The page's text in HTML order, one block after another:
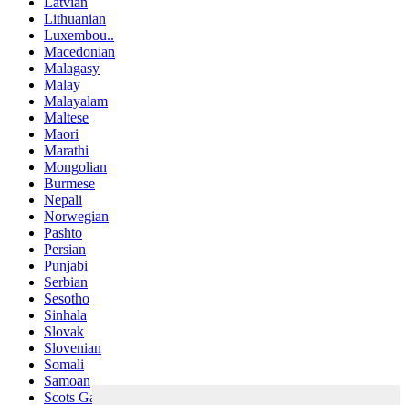
Lithuanian
Luxembou..
Macedonian
Malagasy
Malay
Malayalam
Maltese
Maori
Marathi
Mongolian
Burmese
Nepali
Norwegian
Pashto
Persian
Punjabi
Serbian
Sesotho
Sinhala
Slovak
Slovenian
Somali
Samoan
Scots Gaelic